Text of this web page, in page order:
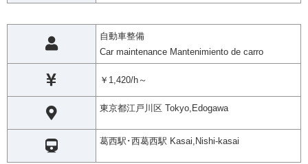
自動車整備
Car maintenance Mantenimiento de carro
￥1,420/h～
東京都江戸川区 Tokyo,Edogawa
葛西駅･西葛西駅 Kasai,Nishi-kasai